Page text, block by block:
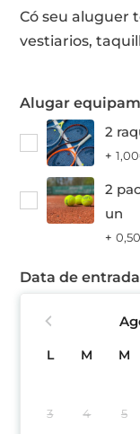
Có seu aluguer
vestiarios,
Alugar
2
+ 1,00
2
un
+ 0,50
Data de entrada
L M M
3 4 5